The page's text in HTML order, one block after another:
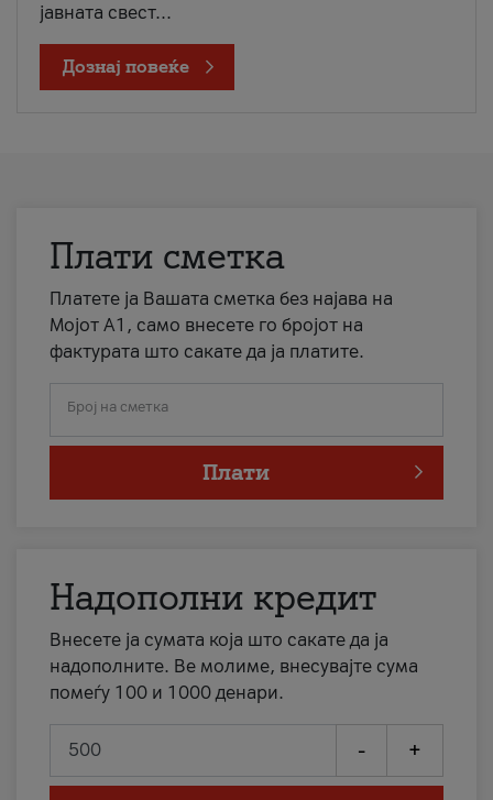
јавната свест...
Дознај повеќе
Плати сметка
Платете ја Вашата сметка без најава на
Мојот А1, само внесете го бројот на
фактурата што сакате да ја платите.
Број на сметка
Плати
Надополни кредит
Внесете ја сумата која што сакате да ја
надополните. Ве молиме, внесувајте сума
помеѓу 100 и 1000 денари.
- +